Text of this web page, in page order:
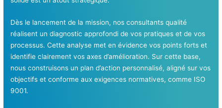
Dès le lancement de la mission, nos consultants qualité
réalisent un diagnostic approfondi de vos pratiques et de vos
processus. Cette analyse met en évidence vos points forts et
identifie clairement vos axes d’amélioration. Sur cette base,
nous construisons un plan d’action personnalisé, aligné sur vos
objectifs et conforme aux exigences normatives, comme ISO
9001.